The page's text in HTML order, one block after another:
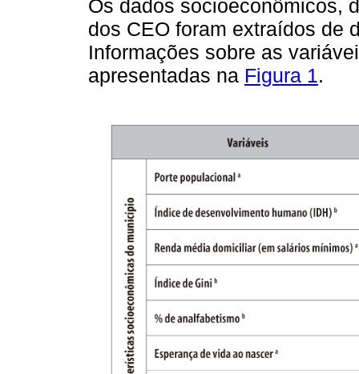
Os dados socioeconômicos,
dos CEO foram extraídos de
Informações sobre as
apresentadas na Figura 1.